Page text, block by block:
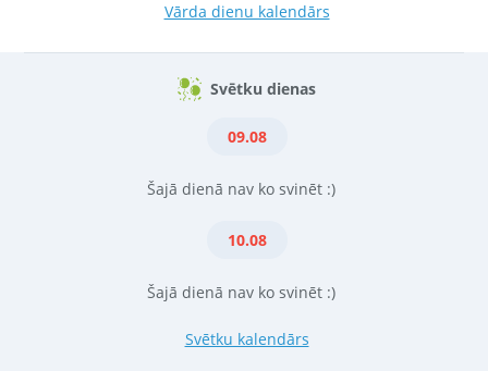
Vārda dienu kalendārs
Svētku dienas
09.08
Šajā dienā nav ko svinēt :)
10.08
Šajā dienā nav ko svinēt :)
Svētku kalendārs